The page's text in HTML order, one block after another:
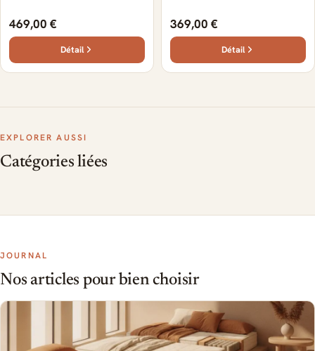
469,00 €
Détail
369,00 €
Détail
EXPLORER AUSSI
Catégories liées
JOURNAL
Nos articles pour bien choisir